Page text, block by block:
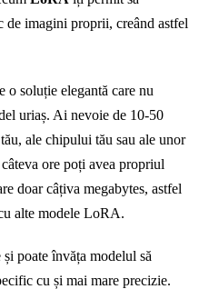
de imagini proprii, creând astfel
soluție elegantă care nu
uriaș. Ai nevoie de 10-50
ale chipului tău sau ale unor
ore poți avea propriul
doar câțiva megabytes, astfel
alte modele LoRA.
poate învăța modelul să
cu și mai mare precizie.